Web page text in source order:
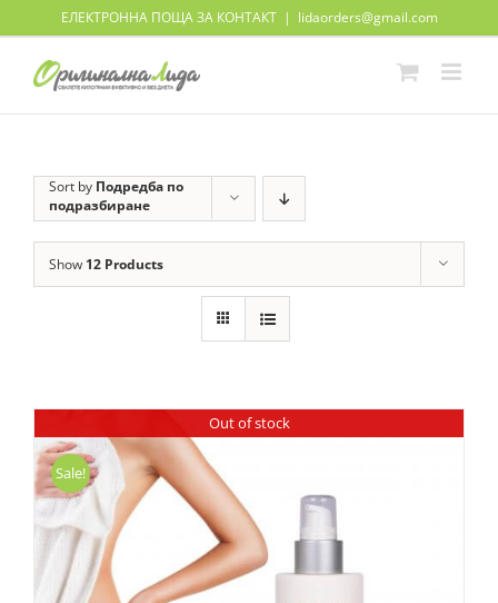
ЕЛЕКТРОННА ПОЩА ЗА КОНТАКТ | lidaorders@gmail.com
Sort by Подредба по
подразбиране
Show 12 Products
Out of stock
Sale!